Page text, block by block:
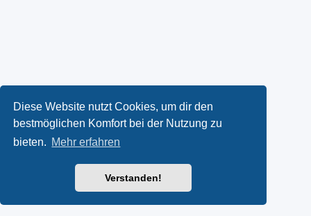
Diese Website nutzt Cookies, um dir den
bestmöglichen Komfort bei der Nutzung zu
bieten. Mehr erfahren
Verstanden!